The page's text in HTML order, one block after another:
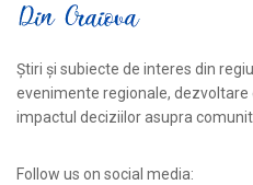
Știri și subiecte de interes din
evenimente regionale,
impactul deciziilor asupra
Follow us on social media: